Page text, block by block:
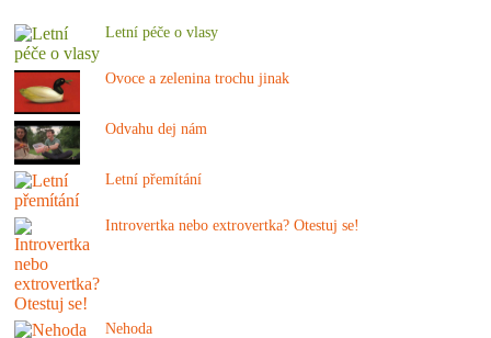
Letní péče o vlasy
Ovoce a zelenina trochu jinak
Odvahu dej nám
Letní přemítání
Introvertka nebo extrovertka? Otestuj se!
Nehoda